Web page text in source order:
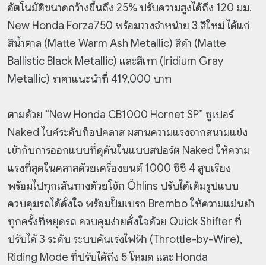
อัตโนมัติขนาดกว้างขึ้นถึง 25% ปรับความสูงได้ถึง 120 มม.
New Honda Forza750 พร้อมวางจำหน่าย 3 สีใหม่ ได้แก่
สีน้ำตาล (Matte Warm Ash Metallic) สีดำ (Matte
Ballistic Black Metallic) และสีเทา (Iridium Gray
Metallic) ราคาแนะนำที่ 419,000 บาท
ตามด้วย “New Honda CB1000 Hornet SP” ซูเปอร์
Naked ไบค์ระดับท็อปคลาส ผสานความแรงจากสนามแข่ง
เข้ากับการออกแบบที่ดุดันในแบบสปอร์ต Naked ให้ความ
แรงที่สุดในคลาสด้วยเครื่องยนต์ 1000 ซีซี 4 สูบเรียง
พร้อมไปทุกเส้นทางด้วยโช้ก Öhlins ปรับได้เต็มรูปแบบ
ควบคุมรถได้ดั่งใจ พร้อมปั๊มเบรก Brembo ให้ความแม่นยำ
ทุกครั้งที่หยุดรถ ควบคุมง่ายดั่งใจด้วย Quick Shifter ที่
ปรับได้ 3 ระดับ ระบบคันเร่งไฟฟ้า (Throttle-by-Wire),
Riding Mode ที่ปรับได้ถึง 5 โหมด และ Honda